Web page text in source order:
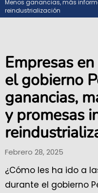
Menos ganancias, más
reindustrialización
Empresas
el gobierno
ganancias,
y promesas
Febrero 28, 2025
¿Cómo les ha ido a
durante el gobierno